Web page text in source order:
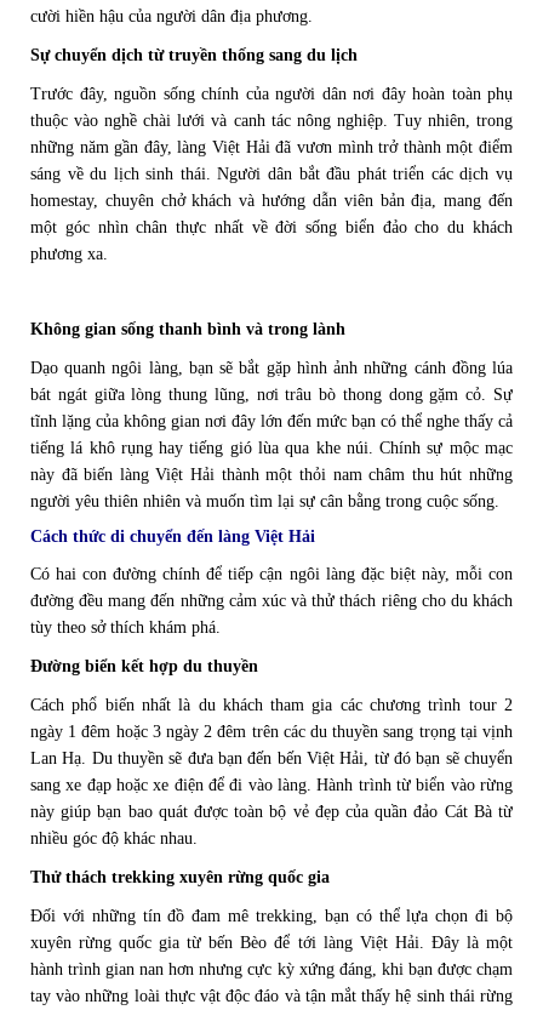
cười hiền hậu của người dân địa phương.
Sự chuyển dịch từ truyền thống sang du lịch
Trước đây, nguồn sống chính của người dân nơi đây hoàn toàn phụ
thuộc vào nghề chài lưới và canh tác nông nghiệp. Tuy nhiên, trong
những năm gần đây, làng Việt Hải đã vươn mình trở thành một điểm
sáng về du lịch sinh thái. Người dân bắt đầu phát triển các dịch vụ
homestay, chuyên chở khách và hướng dẫn viên bản địa, mang đến
một góc nhìn chân thực nhất về đời sống biển đảo cho du khách
phương xa.
Không gian sống thanh bình và trong lành
Dạo quanh ngôi làng, bạn sẽ bắt gặp hình ảnh những cánh đồng lúa
bát ngát giữa lòng thung lũng, nơi trâu bò thong dong gặm cỏ. Sự
tĩnh lặng của không gian nơi đây lớn đến mức bạn có thể nghe thấy cả
tiếng lá khô rụng hay tiếng gió lùa qua khe núi. Chính sự mộc mạc
này đã biến làng Việt Hải thành một thỏi nam châm thu hút những
người yêu thiên nhiên và muốn tìm lại sự cân bằng trong cuộc sống.
Cách thức di chuyển đến làng Việt Hải
Có hai con đường chính để tiếp cận ngôi làng đặc biệt này, mỗi con
đường đều mang đến những cảm xúc và thử thách riêng cho du khách
tùy theo sở thích khám phá.
Đường biển kết hợp du thuyền
Cách phổ biến nhất là du khách tham gia các chương trình tour 2
ngày 1 đêm hoặc 3 ngày 2 đêm trên các du thuyền sang trọng tại vịnh
Lan Hạ. Du thuyền sẽ đưa bạn đến bến Việt Hải, từ đó bạn sẽ chuyển
sang xe đạp hoặc xe điện để đi vào làng. Hành trình từ biển vào rừng
này giúp bạn bao quát được toàn bộ vẻ đẹp của quần đảo Cát Bà từ
nhiều góc độ khác nhau.
Thử thách trekking xuyên rừng quốc gia
Đối với những tín đồ đam mê trekking, bạn có thể lựa chọn đi bộ
xuyên rừng quốc gia từ bến Bèo để tới làng Việt Hải. Đây là một
hành trình gian nan hơn nhưng cực kỳ xứng đáng, khi bạn được chạm
tay vào những loài thực vật độc đáo và tận mắt thấy hệ sinh thái rừng